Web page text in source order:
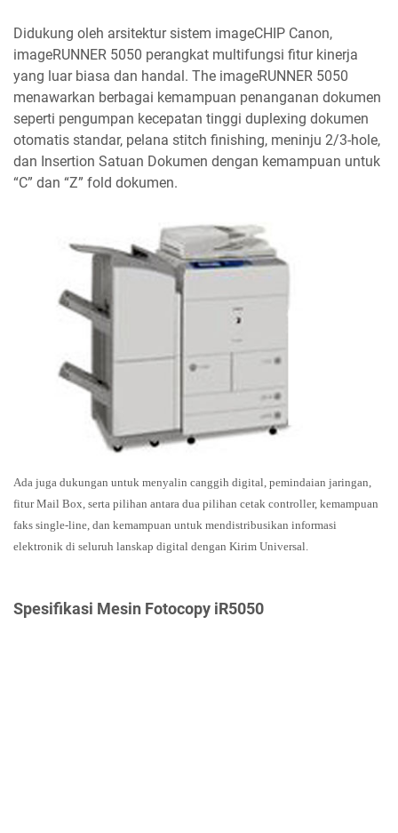
Didukung oleh arsitektur sistem imageCHIP Canon,
imageRUNNER 5050 perangkat multifungsi fitur kinerja
yang luar biasa dan handal. The imageRUNNER 5050
menawarkan berbagai kemampuan penanganan dokumen
seperti pengumpan kecepatan tinggi duplexing dokumen
otomatis standar, pelana stitch finishing, meninju 2/3-hole,
dan Insertion Satuan Dokumen dengan kemampuan untuk
“C” dan “Z” fold dokumen.
Ada juga dukungan untuk menyalin canggih digital, pemindaian jaringan,
fitur Mail Box, serta pilihan antara dua pilihan cetak controller, kemampuan
faks single-line, dan kemampuan untuk mendistribusikan informasi
elektronik di seluruh lanskap digital dengan Kirim Universal.
Spesifikasi Mesin Fotocopy iR5050